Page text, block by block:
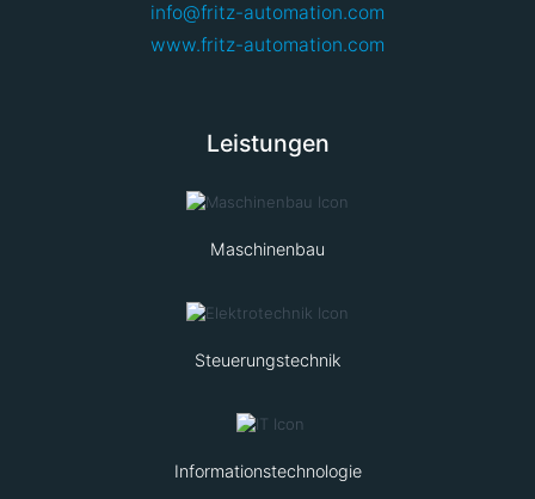
info@fritz-automation.com
www.fritz-automation.com
Leistungen
Maschinenbau
Steuerungstechnik
Informationstechnologie